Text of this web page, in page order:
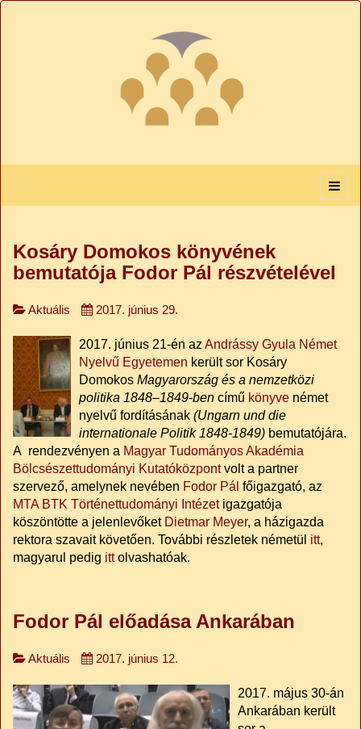
Kosáry Domokos könyvének
bemutatója Fodor Pál részvételével
Aktuális 2017. június 29.
2017. június 21-én az Andrássy Gyula Német
Nyelvű Egyetemen került sor Kosáry
Domokos Magyarország és a nemzetközi
politika 1848–1849-ben című könyve német
nyelvű fordításának (Ungarn und die
internationale Politik 1848-1849) bemutatójára.
A rendezvényen a Magyar Tudományos Akadémia
Bölcsészettudományi Kutatóközpontvolt a partner
szervező, amelynek nevében Fodor Pál főigazgató, az
MTA BTK Történettudományi Intézetigazgatója
köszöntötte a jelenlevőket Dietmar Meyer, a házigazda
rektora szavait követően. További részletek németül itt,
magyarul pedig ittolvashatóak.
Fodor Pál előadása Ankarában
Aktuális 2017. június 12.
2017. május 30-án
Ankarában került